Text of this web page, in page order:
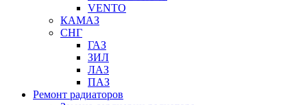
VENTO
КАМАЗ
СНГ
ГАЗ
ЗИЛ
ЛАЗ
ПАЗ
Ремонт радиаторов